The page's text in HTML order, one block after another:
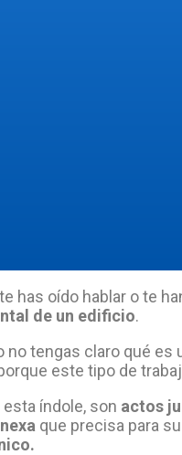
has oído hablar o te
de un edificio.
no tengas claro qué
este tipo de
índole, son actos
que precisa para